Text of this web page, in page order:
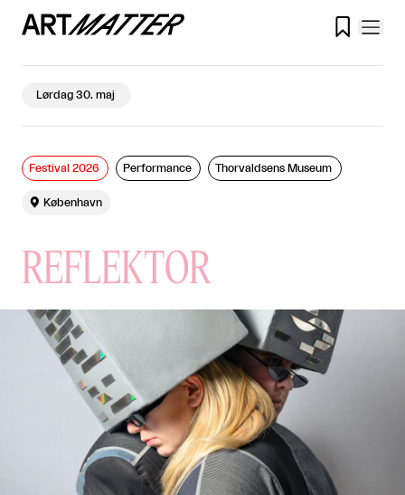

Lørdag 30. maj
REFLEKTOR
Festival 2026 Performance Thorvaldsens Museum
 København